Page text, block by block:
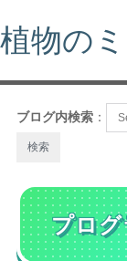
植物の
ブログ内検索 ：
プロ